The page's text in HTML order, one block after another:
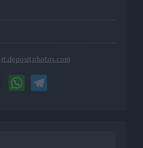
it.depositphotos.com